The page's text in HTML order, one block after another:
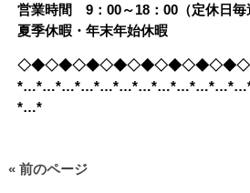
営業時間 9：00～18：00（定休日毎
夏季休暇・年末年始休暇
*…*
« 前のページ